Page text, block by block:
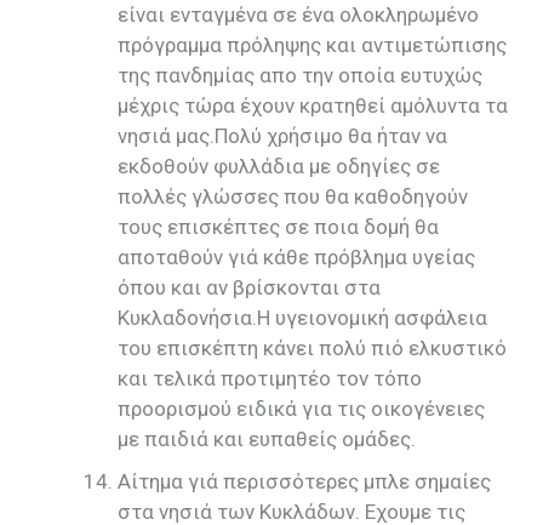
είναι ενταγμένα σε ένα ολοκληρωμένο
πρόγραμμα πρόληψης και αντιμετώπισης
της πανδημίας απο την οποία ευτυχώς
μέχρις τώρα έχουν κρατηθεί αμόλυντα τα
νησιά μας.Πολύ χρήσιμο θα ήταν να
εκδοθούν φυλλάδια με οδηγίες σε
πολλές γλώσσες που θα καθοδηγούν
τους επισκέπτες σε ποια δομή θα
αποταθούν γιά κάθε πρόβλημα υγείας
όπου και αν βρίσκονται στα
Κυκλαδονήσια.Η υγειονομική ασφάλεια
του επισκέπτη κάνει πολύ πιό ελκυστικό
και τελικά προτιμητέο τον τόπο
προορισμού ειδικά για τις οικογένειες
με παιδιά και ευπαθείς ομάδες.
Αίτημα γιά περισσότερες μπλε σημαίες
στα νησιά των Κυκλάδων. Εχουμε τις